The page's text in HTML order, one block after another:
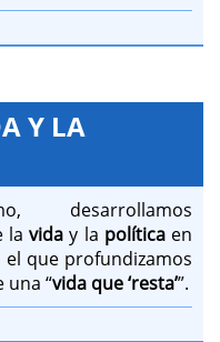
Y LA
desarrollamos
la vida y la política en
el que profundizamos
una “vida que ‘resta’”.